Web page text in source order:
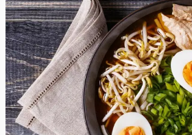
Lihtne
4.8Hinnang:(8)
Jaapani miso ramen supp
Olge valmis rüüpama kõige
suppi, mida elus proovinud olete!
lohutav roog on valmistatud
pakatava puljongi, õrnade nuudlite
Miks mitte proovida midagi uut ja